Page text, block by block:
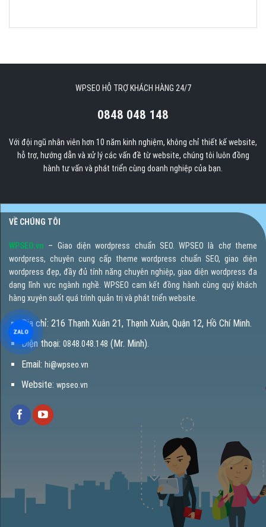
WPSEO HỖ TRỢ KHÁCH HÀNG 24/7
0848 048 148
Với đội ngũ nhân viên hơn 10 năm kinh nghiệm, không chỉ thiết kế website,
hỗ trợ, hướng dẫn và xử lý các vấn đề từ website, chúng tôi luôn đồng
hành tư vấn và phát triển cùng doanh nghiệp của bạn.
VỀ CHÚNG TÔI
WPSEO.vn – Giao diện wordpress chuẩn SEO. WPSEO là chợ theme
wordpress, chuyên cung cấp theme wordpress chuẩn SEO, giao diện
wordpress đẹp, đầy đủ tính năng chuyên nghiệp, giao diện wordpress đa
dạng lĩnh vực ngành nghề. WPSEO cam kết đồng hành cùng quý khách
hàng xuyên suốt quá trình quản trị và phát triển website.
Địa chỉ: 216 Thạnh Xuân 21, Thạnh Xuân, Quận 12, Hồ Chí Minh.
Điện thoại: 0848.048.148 (Mr. Minh).
Email: hi@wpseo.vn
Website: wpseo.vn
ZALO